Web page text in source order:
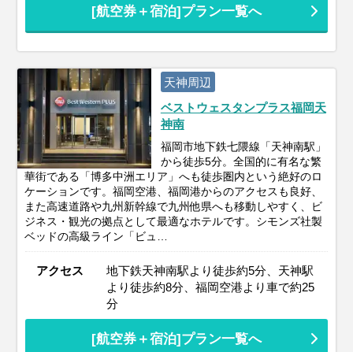
[航空券＋宿泊]プラン一覧へ
天神周辺
ベストウェスタンプラス福岡天
神南
福岡市地下鉄七隈線「天神南駅」
から徒歩5分。全国的に有名な繁
華街である「博多中洲エリア」へも徒歩圏内という絶好のロ
ケーションです。福岡空港、福岡港からのアクセスも良好、
また高速道路や九州新幹線で九州他県へも移動しやすく、ビ
ジネス・観光の拠点として最適なホテルです。シモンズ社製
ベッドの高級ライン「ビュ…
アクセス
地下鉄天神南駅より徒歩約5分、天神駅
より徒歩約8分、福岡空港より車で約25
分
[航空券＋宿泊]プラン一覧へ